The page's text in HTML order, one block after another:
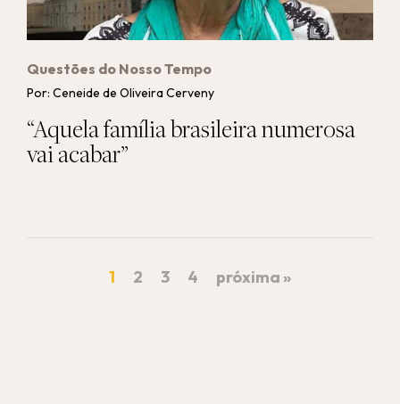
Questões do Nosso Tempo
Por: Ceneide de Oliveira Cerveny
“Aquela família brasileira numerosa
vai acabar”
1 2 3 4 próxima »